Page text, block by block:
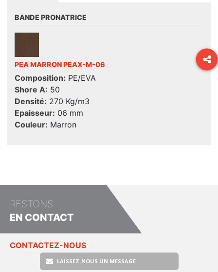
BANDE PRONATRICE
PEA MARRON PEAX-M-06
Composition: PE/EVA
Shore A: 50
Densité: 270 Kg/m3
Epaisseur: 06 mm
Couleur: Marron
RESTONS
EN CONTACT
CONTACTEZ-NOUS
LAISSEZ-NOUS UN MESSAGE